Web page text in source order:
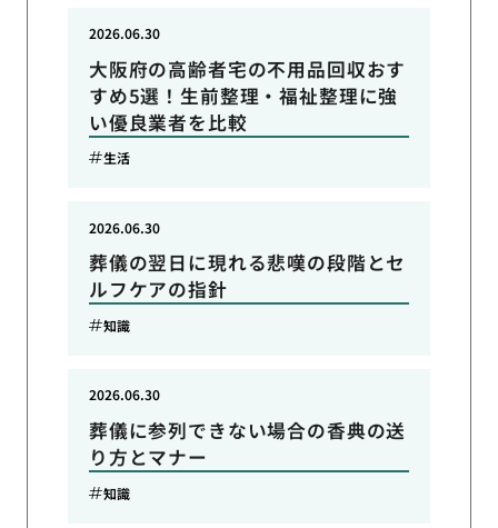
大阪府の高齢者宅の不用品回収おす
すめ5選！生前整理・福祉整理に強
い優良業者を比較
2026.06.30
生活
葬儀の翌日に現れる悲嘆の段階とセ
ルフケアの指針
2026.06.30
知識
葬儀に参列できない場合の香典の送
り方とマナー
2026.06.30
知識